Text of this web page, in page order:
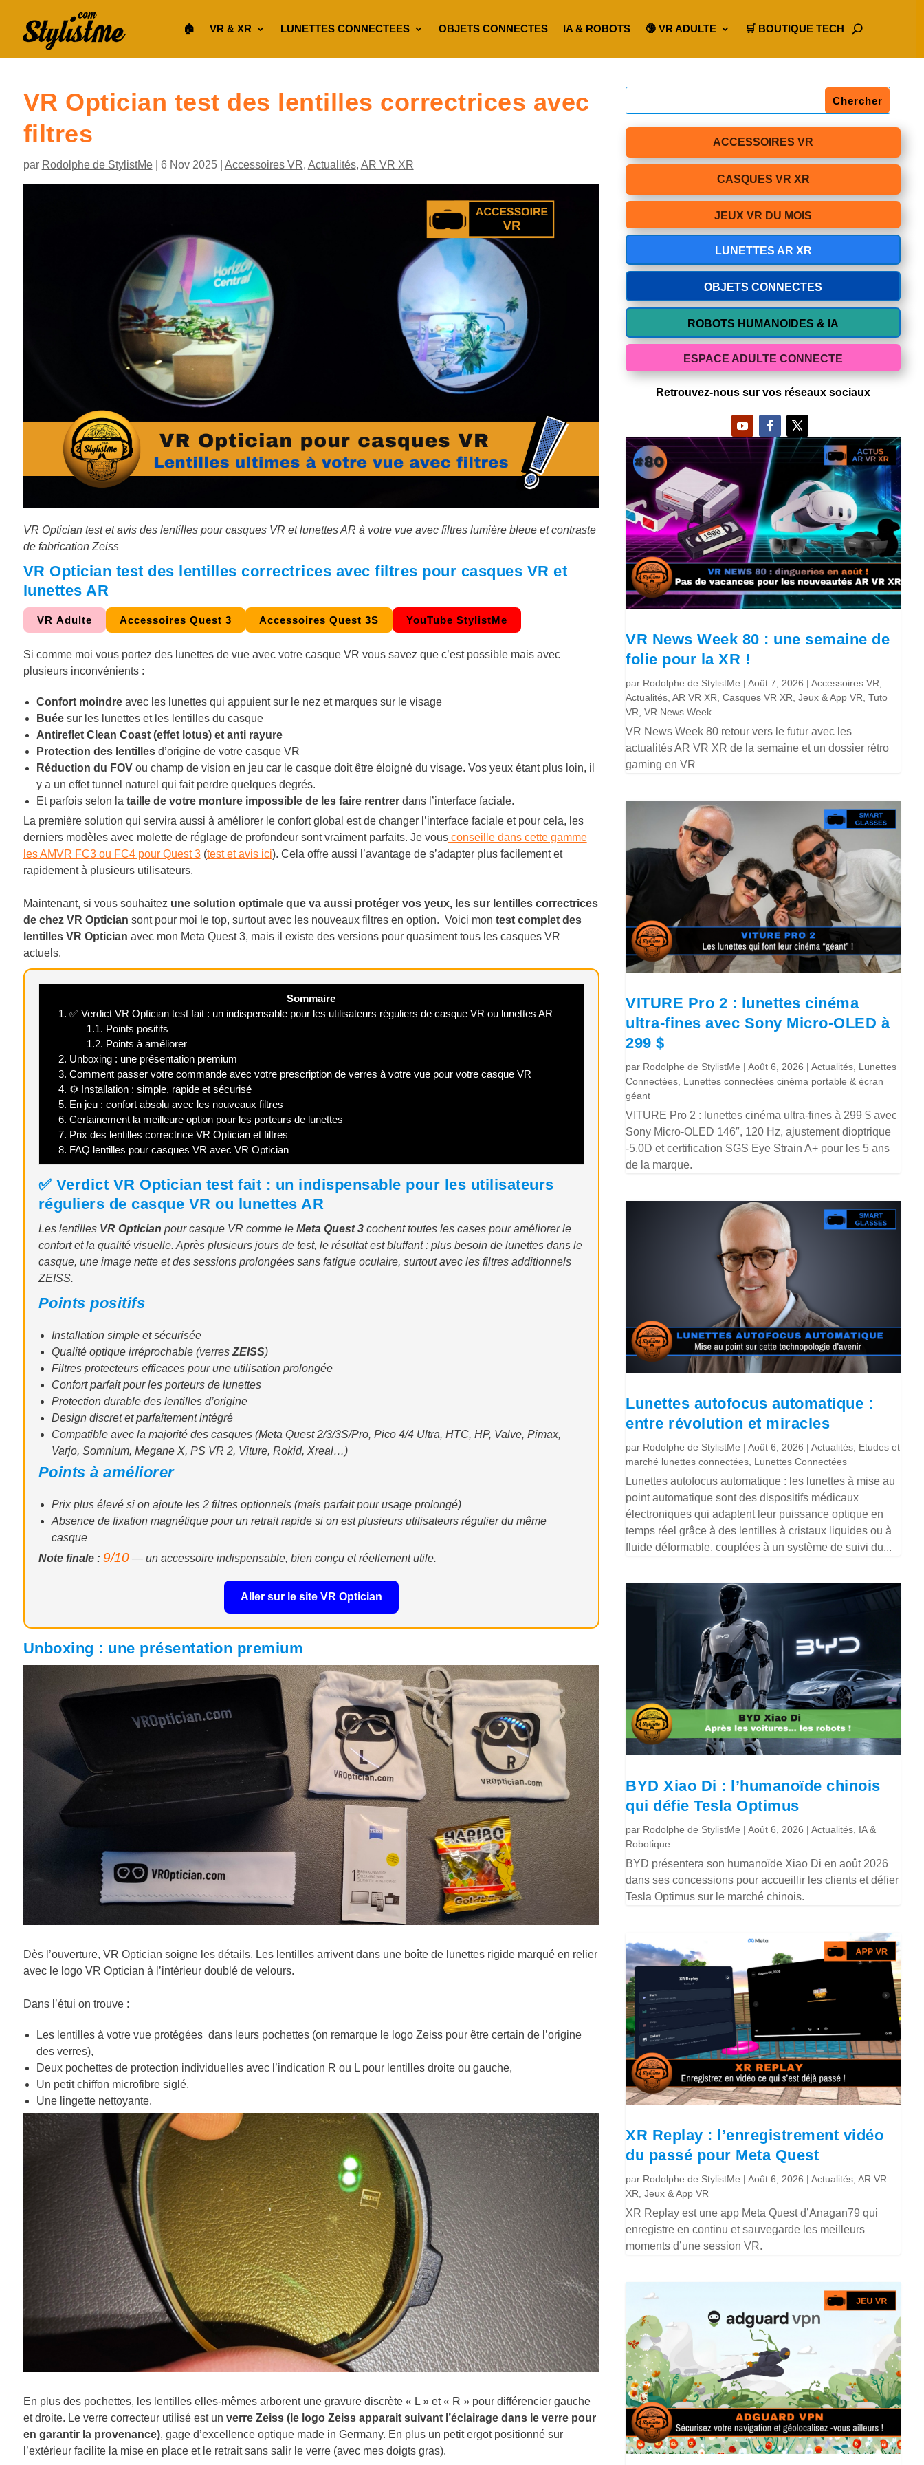
🏠︎ VR & XR LUNETTES CONNECTEES OBJETS CONNECTES IA & ROBOTS 🔞 VR ADULTE 🛒 BOUTIQUE TECH
VR Optician test des lentilles correctrices avec
filtres
par Rodolphe de StylistMe| 6 Nov 2025| Accessoires VR, Actualités, AR VR XR
VR Optician test et avis des lentilles pour casques VR et lunettes AR à votre vue avec filtres lumière bleue et contraste
de fabrication Zeiss
VR Optician test des lentilles correctrices avec filtres pour casques VR et
lunettes AR
VR Adulte Accessoires Quest 3 Accessoires Quest 3S YouTube StylistMe
Si comme moi vous portez des lunettes de vue avec votre casque VR vous savez que c’est possible mais avec
plusieurs inconvénients :
Confort moindreavec les lunettes qui appuient sur le nez et marques sur le visage
Buéesur les lunettes et les lentilles du casque
Antireflet Clean Coast (effet lotus) et anti rayure
Protection des lentillesd’origine de votre casque VR
Réduction du FOVou champ de vision en jeu car le casque doit être éloigné du visage. Vos yeux étant plus loin, il
y a un effet tunnel naturel qui fait perdre quelques degrés.
Et parfois selon la taille de votre monture impossible de les faire rentrerdans l’interface faciale.
La première solution qui servira aussi à améliorer le confort global est de changer l’interface faciale et pour cela, les
derniers modèles avec molette de réglage de profondeur sont vraiment parfaits. Je vousconseille dans cette gamme
les AMVR FC3 ou FC4 pour Quest 3(test et avis ici). Cela offre aussi l’avantage de s’adapter plus facilement et
rapidement à plusieurs utilisateurs.
Maintenant, si vous souhaitez une solution optimale que va aussi protéger vos yeux, les sur lentilles correctrices
de chez VR Optician sont pour moi le top, surtout avec les nouveaux filtres en option. Voici mon test complet des
lentilles VR Optician avec mon Meta Quest 3, mais il existe des versions pour quasiment tous les casques VR
actuels.
Sommaire
1. ✅ Verdict VR Optician test fait : un indispensable pour les utilisateurs réguliers de casque VR ou lunettes AR
1.1. Points positifs
1.2. Points à améliorer
2. Unboxing : une présentation premium
3. Comment passer votre commande avec votre prescription de verres à votre vue pour votre casque VR
4. ⚙️ Installation : simple, rapide et sécurisé
5. En jeu : confort absolu avec les nouveaux filtres
6. Certainement la meilleure option pour les porteurs de lunettes
7. Prix des lentilles correctrice VR Optician et filtres
8. FAQ lentilles pour casques VR avec VR Optician
✅ Verdict VR Optician test fait : un indispensable pour les utilisateurs
réguliers de casque VR ou lunettes AR
Les lentilles VR Optician pour casque VR comme le Meta Quest 3cochent toutes les cases pour améliorer le
confort et la qualité visuelle. Après plusieurs jours de test, le résultat est bluffant : plus besoin de lunettes dans le
casque, une image nette et des sessions prolongées sans fatigue oculaire, surtout avec les filtres additionnels
ZEISS.
Points positifs
Installation simple et sécurisée
Qualité optique irréprochable (verres ZEISS)
Filtres protecteurs efficaces pour une utilisation prolongée
Confort parfait pour les porteurs de lunettes
Protection durable des lentilles d’origine
Design discret et parfaitement intégré
Compatible avec la majorité des casques (Meta Quest 2/3/3S/Pro, Pico 4/4 Ultra, HTC, HP, Valve, Pimax,
Varjo, Somnium, Megane X, PS VR 2, Viture, Rokid, Xreal…)
Points à améliorer
Prix plus élevé si on ajoute les 2 filtres optionnels (mais parfait pour usage prolongé)
Absence de fixation magnétique pour un retrait rapide si on est plusieurs utilisateurs régulier du même
casque
Note finale : 9/10— un accessoire indispensable, bien conçu et réellement utile.
Aller sur le site VR Optician
Unboxing : une présentation premium
Dès l’ouverture, VR Optician soigne les détails. Les lentilles arrivent dans une boîte de lunettes rigide marqué en relier
avec le logo VR Optician à l’intérieur doublé de velours.
Dans l’étui on trouve :
Les lentilles à votre vue protégées dans leurs pochettes (on remarque le logo Zeiss pour être certain de l’origine
des verres),
Deux pochettes de protection individuelles avec l’indication R ou L pour lentilles droite ou gauche,
Un petit chiffon microfibre siglé,
Une lingette nettoyante.
En plus des pochettes, les lentilles elles-mêmes arborent une gravure discrète « L » et « R » pour différencier gauche
et droite. Le verre correcteur utilisé est un verre Zeiss (le logo Zeiss apparait suivant l’éclairage dans le verre pour
en garantir la provenance), gage d’excellence optique made in Germany. En plus un petit ergot positionné sur
l’extérieur facilite la mise en place et le retrait sans salir le verre (avec mes doigts gras).
ACCESSOIRES VR
CASQUES VR XR
JEUX VR DU MOIS
LUNETTES AR XR
OBJETS CONNECTES
ROBOTS HUMANOIDES & IA
ESPACE ADULTE CONNECTE
Retrouvez-nous sur vos réseaux sociaux
VR News Week 80 : une semaine de
folie pour la XR !
par Rodolphe de StylistMe |Août 7, 2026 |Accessoires VR
Actualités ,AR VR XR ,Casques VR XR ,Jeux & App VR ,Tuto
VR ,VR News Week
VR News Week 80 retour vers le futur avec les
actualités AR VR XR de la semaine et un dossier rétro
gaming en VR
VITURE Pro 2 : lunettes cinéma
ultra-fines avec Sony Micro-OLED à
299 $
par Rodolphe de StylistMe |Août 6, 2026 |Actualités Lunettes
Connectées Lunettes connectées cinéma portable & écran
géant
VITURE Pro 2 : lunettes cinéma ultra-fines à 299 $ avec
Sony Micro-OLED 146″, 120 Hz, ajustement dioptrique
-5.0D et certification SGS Eye Strain A+ pour les 5 ans
de la marque.
Lunettes autofocus automatique :
entre révolution et miracles
par Rodolphe de StylistMe |Août 6, 2026 |Actualités Etudes et
marché lunettes connectées Lunettes Connectées
Lunettes autofocus automatique : les lunettes à mise au
point automatique sont des dispositifs médicaux
électroniques qui adaptent leur puissance optique en
temps réel grâce à des lentilles à cristaux liquides ou à
fluide déformable, couplées à un système de suivi du...
BYD Xiao Di : l’humanoïde chinois
qui défie Tesla Optimus
par Rodolphe de StylistMe |Août 6, 2026 |Actualités IA &
Robotique
BYD présentera son humanoïde Xiao Di en août 2026
dans ses concessions pour accueillir les clients et défier
Tesla Optimus sur le marché chinois.
XR Replay : l’enregistrement vidéo
du passé pour Meta Quest
par Rodolphe de StylistMe |Août 6, 2026 |Actualités ,AR VR
XR ,Jeux & App VR
XR Replay est une app Meta Quest d’Anagan79 qui
enregistre en continu et sauvegarde les meilleurs
moments d’une session VR.